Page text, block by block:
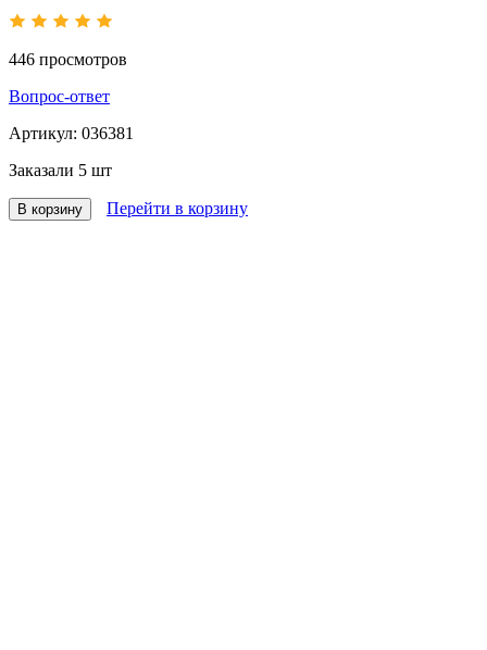
446 просмотров
Вопрос-ответ
Артикул: 036381
Заказали 5 шт
В корзину Перейти в корзину